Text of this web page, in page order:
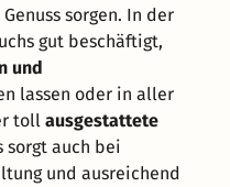
sorgen. In der
gut beschäftigt,
und
lassen oder in aller
toll ausgestattete
sorgt auch bei
und ausreichend